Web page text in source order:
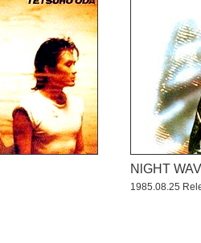
NlGHT
1985.08.25